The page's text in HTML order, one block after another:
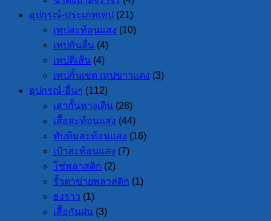
อุปกรณ์-ประเภทเทป
(21)
เทปสะท้อนแสง (10)
เทปกันลื่น (4)
เทปตีเส้น (4)
เทปกั้นเขต เทปขาวแดง (3)
อุปกรณ์-อื่นๆ (112)
เสากั้นทางเดิน (28)
เสื้อสะท้อนแสง (44)
ทับทิมสะท้อนแสง (16)
เป้าสะท้อนแสง (7)
โซ่พลาสติก (2)
รั้วตาข่ายพลาสติก (1)
ธงราว (1)
เสื้อกันฝน (3)